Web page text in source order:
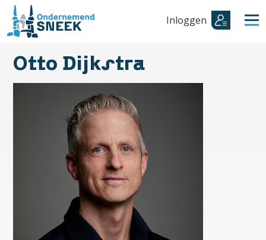
Inloggen
Otto Dijkstra